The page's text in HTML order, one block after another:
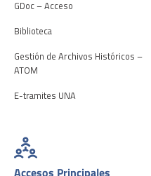
GDoc – Acceso
Biblioteca
Gestión de Archivos Históricos –
ATOM
E-tramites UNA